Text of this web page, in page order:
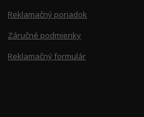
Reklamačný poriadok
Záručné podmienky
Reklamačný formulár